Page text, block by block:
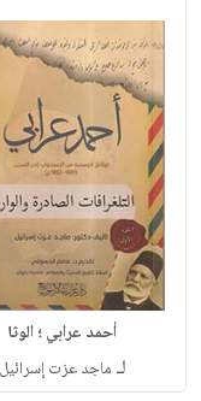
أحمد عرابي ؛ الوثا
لـ ماجد عزت إسرائيل